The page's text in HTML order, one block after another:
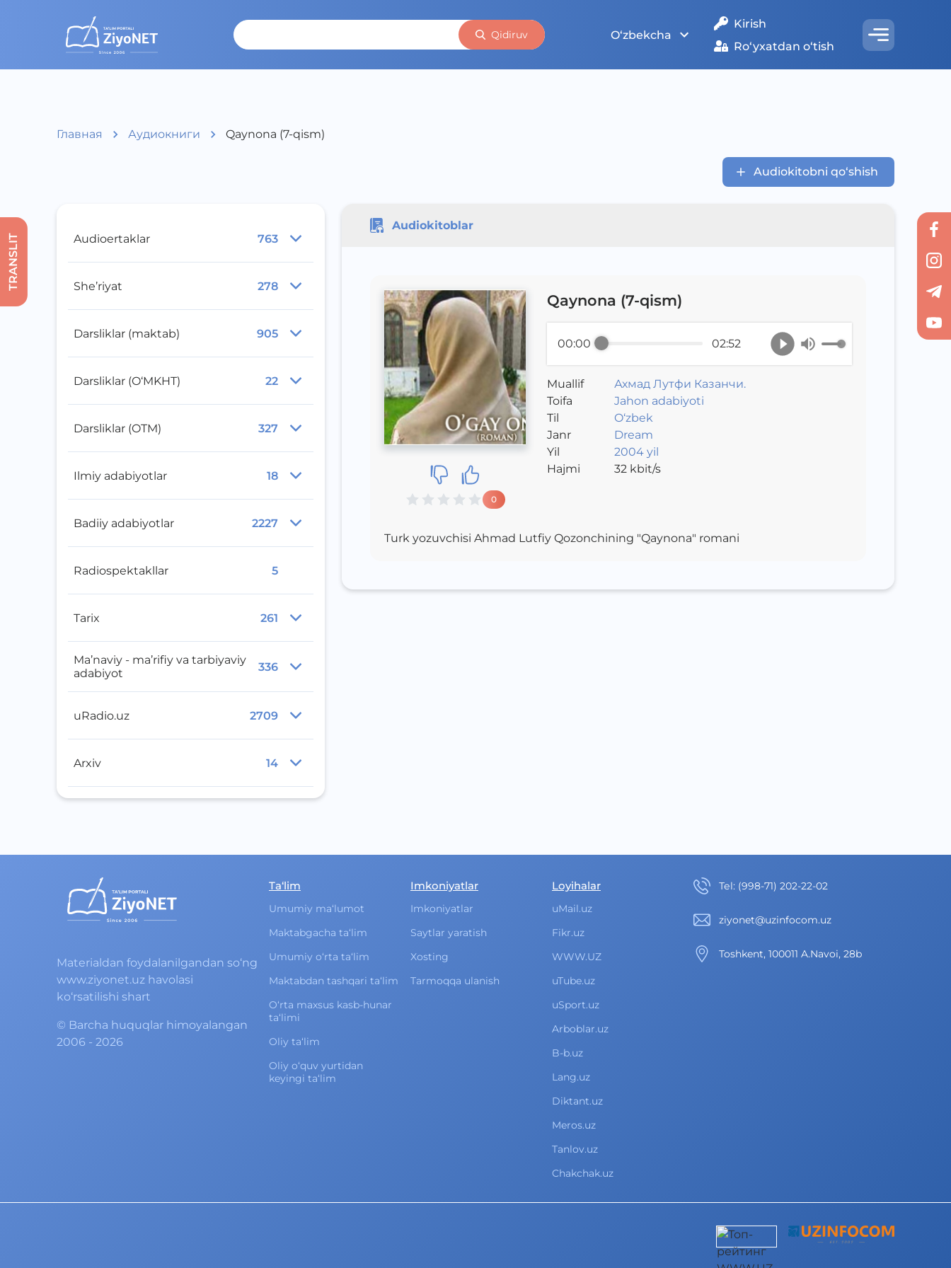
Qidiruv O‘zbekcha
Kirish
Ro‘yxatdan o‘tish
Главная Аудиокниги Qaynona (7-qism)
Audiokitobni qo‘shish
Audioertaklar 763
She’riyat 278
Darsliklar (maktab) 905
Darsliklar (O‘MKHT) 22
Darsliklar (OTM) 327
Ilmiy adabiyotlar 18
Badiiy adabiyotlar 2227
Radiospektakllar 5
Tarix 261
Ma’naviy - ma’rifiy va tarbiyaviy
adabiyot
336
uRadio.uz 2709
Arxiv 14
Audiokitoblar
0
Qaynona (7-qism)
00:00 02:52
Muallif
Ахмад Лутфи Казанчи.
Toifa
Jahon adabiyoti
Til
O‘zbek
Janr
Dream
Yil
2004 yil
Hajmi
32 kbit/s
Turk yozuvchisi Ahmad Lutfiy Qozonchining "Qaynona" romani
TRANSLIT
Materialdan foydalanilgandan so‘ng
www.ziyonet.uz havolasi
ko‘rsatilishi shart
© Barcha huquqlar himoyalangan
2006 - 2026
Ta‘lim
Umumiy ma‘lumot
Maktabgacha ta‘lim
Umumiy o‘rta ta‘lim
Maktabdan tashqari ta‘lim
O‘rta maxsus kasb-hunar
ta‘limi
Oliy ta‘lim
Oliy o‘quv yurtidan
keyingi ta‘lim
Imkoniyatlar
Imkoniyatlar
Saytlar yaratish
Xosting
Tarmoqqa ulanish
Loyihalar
uMail.uz
Fikr.uz
WWW.UZ
uTube.uz
uSport.uz
Arboblar.uz
B-b.uz
Lang.uz
Diktant.uz
Meros.uz
Tanlov.uz
Chakchak.uz
Теl: (998-71) 202-22-02
ziyonet@uzinfocom.uz
Toshkent, 100011 A.Navoi, 28b